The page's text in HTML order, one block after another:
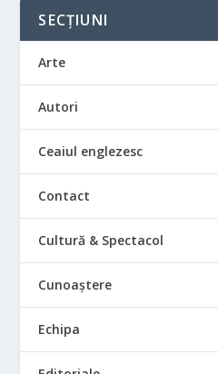
SECȚIUNI
Arte
Autori
Ceaiul englezesc
Contact
Cultură & Spectacol
Cunoaștere
Echipa